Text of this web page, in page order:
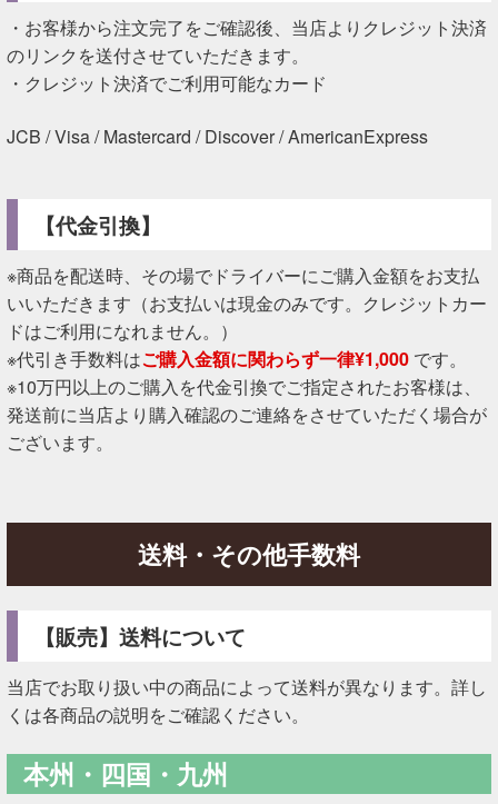
・お客様から注文完了をご確認後、当店よりクレジット決済
のリンクを送付させていただきます。
・クレジット決済でご利用可能なカード
JCB / Visa / Mastercard / Discover / AmericanExpress
【代金引換】
※商品を配送時、その場でドライバーにご購入金額をお支払
いいただきます（お支払いは現金のみです。クレジットカー
ドはご利用になれません。）
※代引き手数料はご購入金額に関わらず一律¥1,000です。
※10万円以上のご購入を代金引換でご指定されたお客様は、
発送前に当店より購入確認のご連絡をさせていただく場合が
ございます。
送料・その他手数料
【販売】送料について
当店でお取り扱い中の商品によって送料が異なります。詳し
くは各商品の説明をご確認ください。
本州・四国・九州